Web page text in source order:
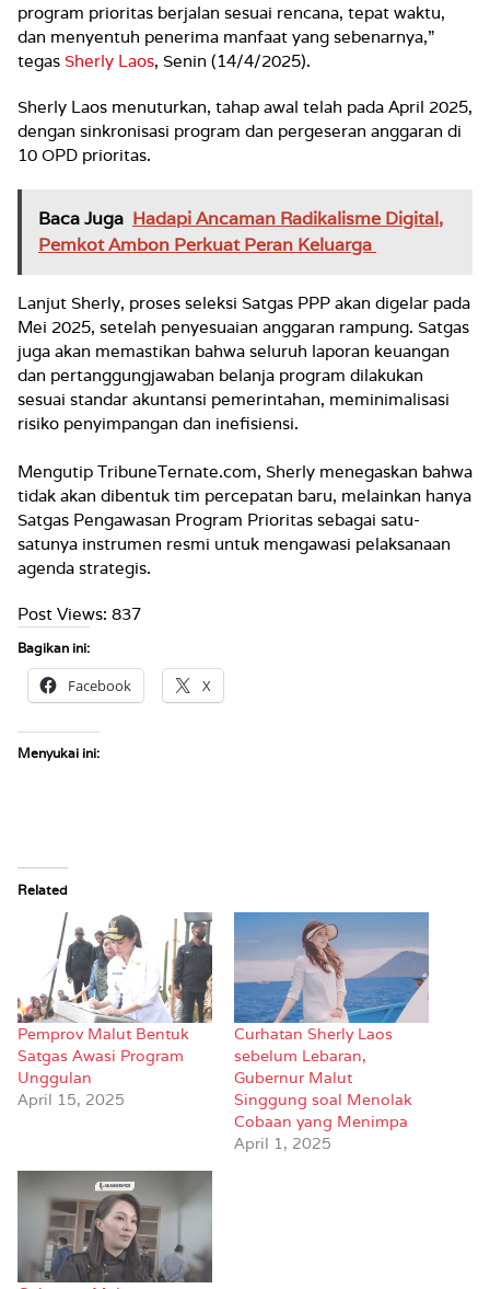
program prioritas berjalan sesuai rencana, tepat waktu,
dan menyentuh penerima manfaat yang sebenarnya,”
tegas Sherly Laos, Senin (14/4/2025).
Sherly Laos menuturkan, tahap awal telah pada April 2025,
dengan sinkronisasi program dan pergeseran anggaran di
10 OPD prioritas.
Baca Juga Hadapi Ancaman Radikalisme Digital,
Pemkot Ambon Perkuat Peran Keluarga
Lanjut Sherly, proses seleksi Satgas PPP akan digelar pada
Mei 2025, setelah penyesuaian anggaran rampung. Satgas
juga akan memastikan bahwa seluruh laporan keuangan
dan pertanggungjawaban belanja program dilakukan
sesuai standar akuntansi pemerintahan, meminimalisasi
risiko penyimpangan dan inefisiensi.
Mengutip TribuneTernate.com, Sherly menegaskan bahwa
tidak akan dibentuk tim percepatan baru, melainkan hanya
Satgas Pengawasan Program Prioritas sebagai satu-
satunya instrumen resmi untuk mengawasi pelaksanaan
agenda strategis.
Post Views: 837
Bagikan ini:
Facebook X
Menyukai ini:
Related
Pemprov Malut Bentuk
Satgas Awasi Program
Unggulan
April 15, 2025
Curhatan Sherly Laos
sebelum Lebaran,
Gubernur Malut
Singgung soal Menolak
Cobaan yang Menimpa
April 1, 2025